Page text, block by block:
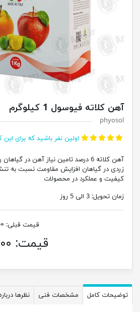
آهن کلاته فیوسول 1 کیلوگرم
phyosol
اولین نفر باشید که برای
آهن کلاته 6 درصد تامین نیاز آهن در
زردی در گیاهان افزایش مقاومت نسبت به
کیفیت و عملکرد در محصولات
زمان تحویل: 3 الی 5 روز
قیمت قبلی:
قیمت:
توضیحات کامل مشخصات فنی نظرها